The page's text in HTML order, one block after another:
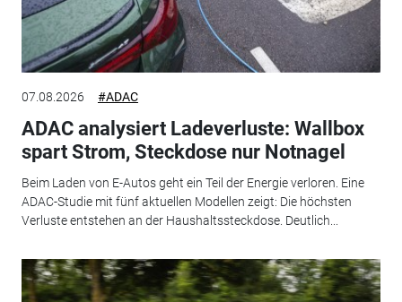
07.08.2026 #ADAC
ADAC analysiert Ladeverluste: Wallbox
spart Strom, Steckdose nur Notnagel
Beim Laden von E-Autos geht ein Teil der Energie verloren. Eine
ADAC-Studie mit fünf aktuellen Modellen zeigt: Die höchsten
Verluste entstehen an der Haushaltssteckdose. Deutlich...